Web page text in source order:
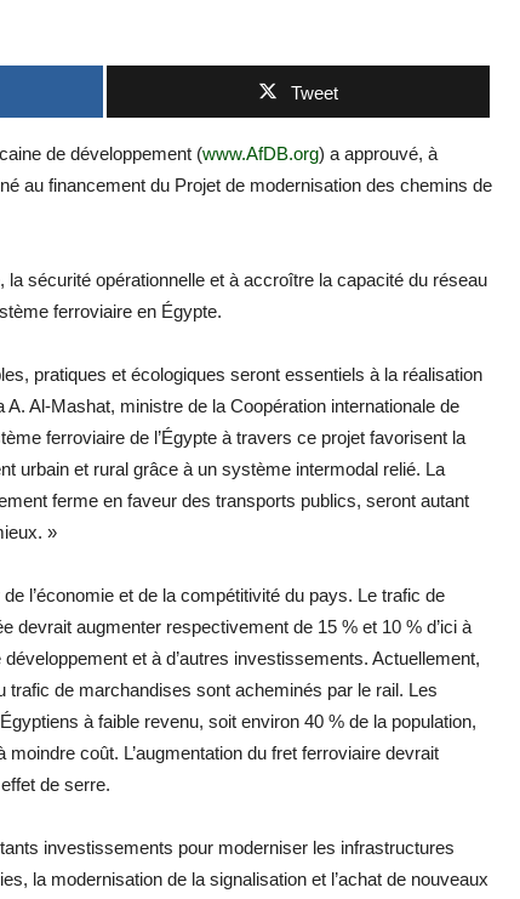
Tweet
de développement (www.AfDB.org) a approuvé, à
au financement du Projet de modernisation des chemins de
sécurité opérationnelle et à accroître la capacité du réseau
ferroviaire en Égypte.
pratiques et écologiques seront essentiels à la réalisation
A. Al-Mashat, ministre de la Coopération internationale de
ferroviaire de l’Égypte à travers ce projet favorisent la
urbain et rural grâce à un système intermodal relié. La
ferme en faveur des transports publics, seront autant
»
l’économie et de la compétitivité du pays. Le trafic de
devrait augmenter respectivement de 15 % et 10 % d’ici à
et à d’autres investissements. Actuellement,
trafic de marchandises sont acheminés par le rail. Les
à faible revenu, soit environ 40 % de la population,
coût. L’augmentation du fret ferroviaire devrait
de serre.
investissements pour moderniser les infrastructures
la modernisation de la signalisation et l’achat de nouveaux